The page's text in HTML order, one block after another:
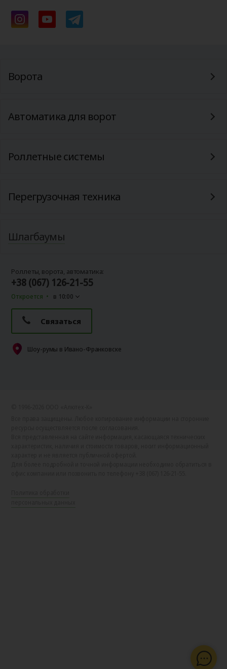
Ворота
Автоматика для ворот
Роллетные системы
Перегрузочная техника
Шлагбаумы
Роллеты, ворота, автоматика:
+38 (067) 126-21-55
Откроется в 10:00
Связаться
Шоу-румы в Ивано-Франковске